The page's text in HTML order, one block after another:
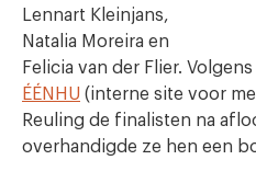
Lennart Kleinjans,
Natalia Moreira en
Felicia van der Flier.
ÉÉNHU (interne site voor
Reuling de finalisten na
overhandigde ze hen een